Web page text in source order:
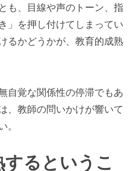
も、目線や声のトーン、指
」を押し付けてしまってい
るかどうかが、教育的成熟
自覚な関係性の停滞でもあ
、教師の問いかけが響いて
。
るというこ